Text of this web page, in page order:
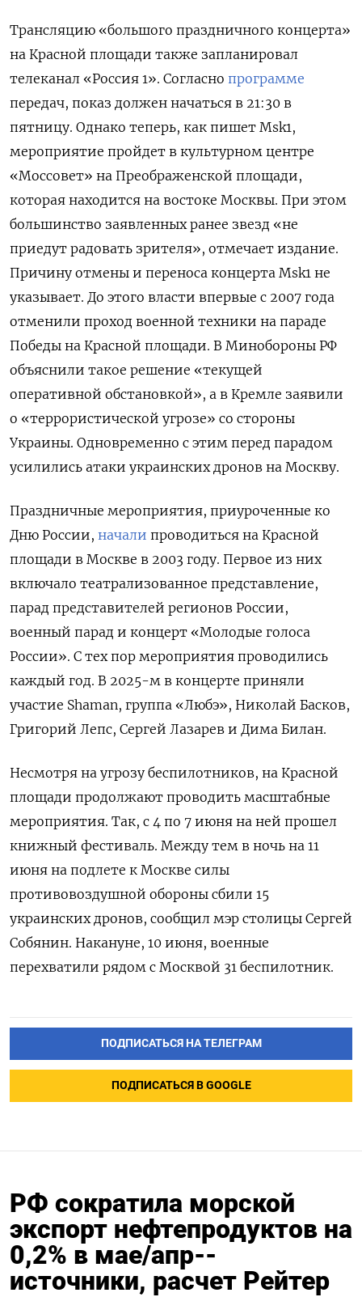
Трансляцию «большого праздничного концерта»
на Красной площади также запланировал
телеканал «Россия 1». Согласно программе
передач, показ должен начаться в 21:30 в
пятницу. Однако теперь, как пишет Msk1,
мероприятие пройдет в культурном центре
«Моссовет» на Преображенской площади,
которая находится на востоке Москвы. При этом
большинство заявленных ранее звезд «не
приедут радовать зрителя», отмечает издание.
Причину отмены и переноса концерта Msk1 не
указывает. До этого власти впервые с 2007 года
отменили проход военной техники на параде
Победы на Красной площади. В Минобороны РФ
объяснили такое решение «текущей
оперативной обстановкой», а в Кремле заявили
о «террористической угрозе» со стороны
Украины. Одновременно с этим перед парадом
усилились атаки украинских дронов на Москву.
Праздничные мероприятия, приуроченные ко
Дню России, начали проводиться на Красной
площади в Москве в 2003 году. Первое из них
включало театрализованное представление,
парад представителей регионов России,
военный парад и концерт «Молодые голоса
России». С тех пор мероприятия проводились
каждый год. В 2025-м в концерте приняли
участие Shaman, группа «Любэ», Николай Басков,
Григорий Лепс, Сергей Лазарев и Дима Билан.
Несмотря на угрозу беспилотников, на Красной
площади продолжают проводить масштабные
мероприятия. Так, с 4 по 7 июня на ней прошел
книжный фестиваль. Между тем в ночь на 11
июня на подлете к Москве силы
противовоздушной обороны сбили 15
украинских дронов, сообщил мэр столицы Сергей
Собянин. Накануне, 10 июня, военные
перехватили рядом с Москвой 31 беспилотник.
ПОДПИСАТЬСЯ НА ТЕЛЕГРАМ
ПОДПИСАТЬСЯ В GOOGLE
РФ сократила морской
экспорт нефтепродуктов на
0,2% в мае/апр--
источники, расчет Рейтер